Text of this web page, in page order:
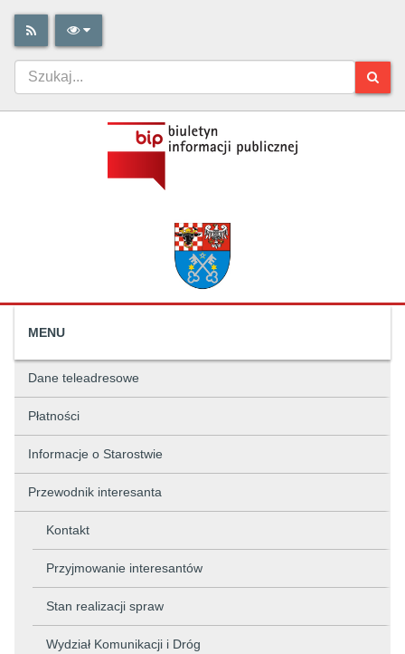
MENU
Dane teleadresowe
Płatności
Informacje o Starostwie
Przewodnik interesanta
Kontakt
Przyjmowanie interesantów
Stan realizacji spraw
Wydział Komunikacji i Dróg